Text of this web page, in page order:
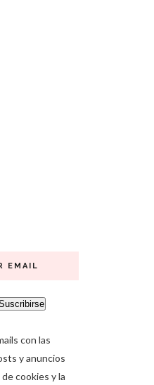
EMAIL
con las
y anuncios
cookies y la